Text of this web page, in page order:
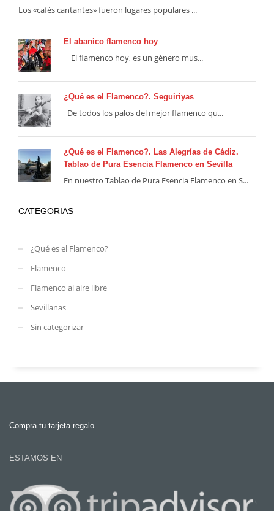
Los «cafés cantantes» fueron lugares populares ...
El abanico flamenco hoy
El flamenco hoy, es un género mus...
¿Qué es el Flamenco?. Seguiriyas
De todos los palos del mejor flamenco qu...
¿Qué es el Flamenco?. Las Alegrías de Cádiz.
Tablao de Pura Esencia Flamenco en Sevilla
En nuestro Tablao de Pura Esencia Flamenco en S...
CATEGORIAS
¿Qué es el Flamenco?
Flamenco
Flamenco al aire libre
Sevillanas
Sin categorizar
Compra tu tarjeta regalo
ESTAMOS EN